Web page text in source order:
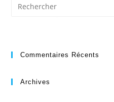
Commentaires Récents
Archives